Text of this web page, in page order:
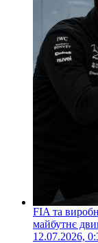
FIA та
майбутнє
12.07.2026,